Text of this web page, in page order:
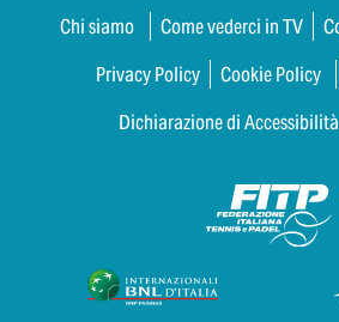
Chi siamo Come vederci in TV
Privacy Policy
Cookie Policy
Dichiarazione di Accessibilità